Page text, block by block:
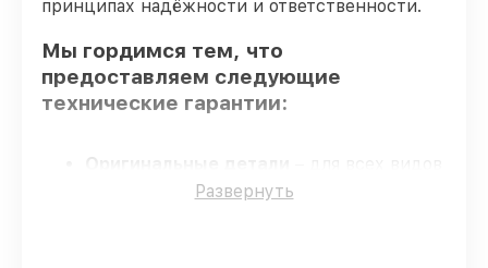
принципах надёжности и ответственности.
Мы гордимся тем, что
предоставляем следующие
технические гарантии:
Оригинальные детали
восстановления применяются
Развернуть